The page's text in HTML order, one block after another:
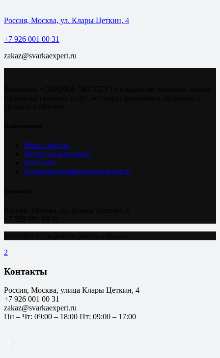
Россия, Москва, ул. Клары Цеткин, 4
+7 926 001 00 31
zakaz@svarkaexpert.ru
Наши работы
Запрос калькуляции
Контакты
Политика конфиденциальности
Контакты
Россия, Москва, улица Клары Цеткин, 4
+7 926 001 00 31
zakaz@svarkaexpert.ru
Пн – Чт: 09:00 – 18:00 Пт: 09:00 – 17:00